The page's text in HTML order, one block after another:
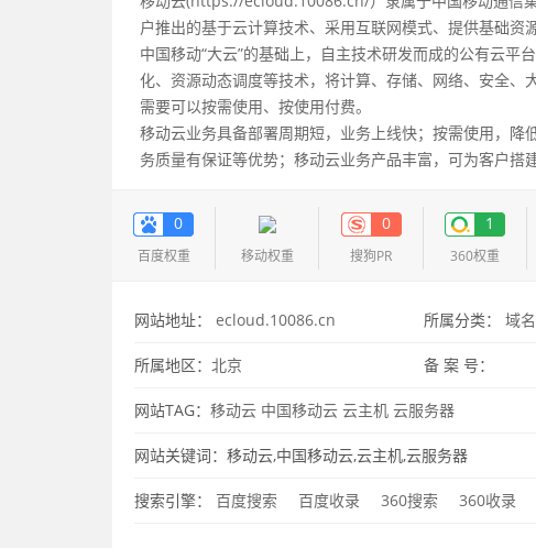
户推出的基于云计算技术、采用互联网模式、提供基础
中国移动“大云”的基础上，自主技术研发而成的公有云
化、资源动态调度等技术，将计算、存储、网络、安全
需要可以按需使用、按使用付费。
移动云业务具备部署周期短，业务上线快；按需使用，
务质量有保证等优势；移动云业务产品丰富，可为客户搭
0
百度权重 移动权重
0
搜狗PR
1
360权重
网站地址： ecloud.10086.cn 所属分类：域
所属地区： 北京 备 案 号：
网站TAG： 移动云 中国移动云 云主机 云服务器
网站关键词：移动云,中国移动云,云主机,云服务器
搜索引擎： 百度搜索 百度收录 360搜索 360收录